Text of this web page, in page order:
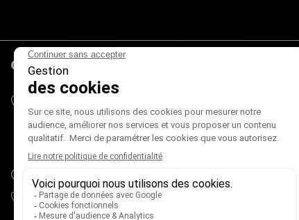
CONTACTS
180 rue du Genevois
73000 CHAMBÉRY
France métropolitaine (+ Corse)
04 79 33 31 75